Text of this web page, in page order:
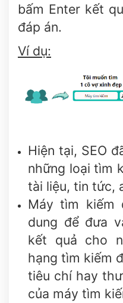
bấm Enter kết
đáp án.
Ví dụ:
Hiện tại, SEO
những loại tìm
tài liệu, tin tức,
Máy tìm kiếm
dung để đưa
kết quả cho
hạng tìm kiếm
tiêu chí hay
của máy tìm